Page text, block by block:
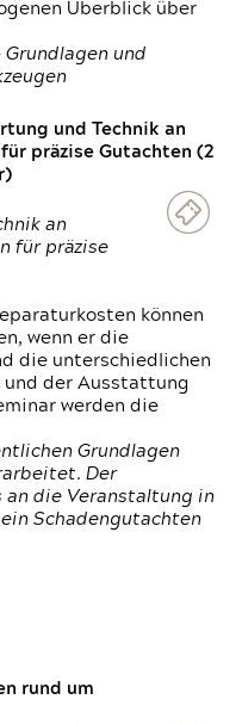
Überblick über
Grundlagen und
und Technik an
präzise Gutachten (2
an
für präzise
können
wenn er die
die unterschiedlichen
und der Ausstattung
werden die
Grundlagen
Der
an die Veranstaltung in
Schadengutachten
rund um